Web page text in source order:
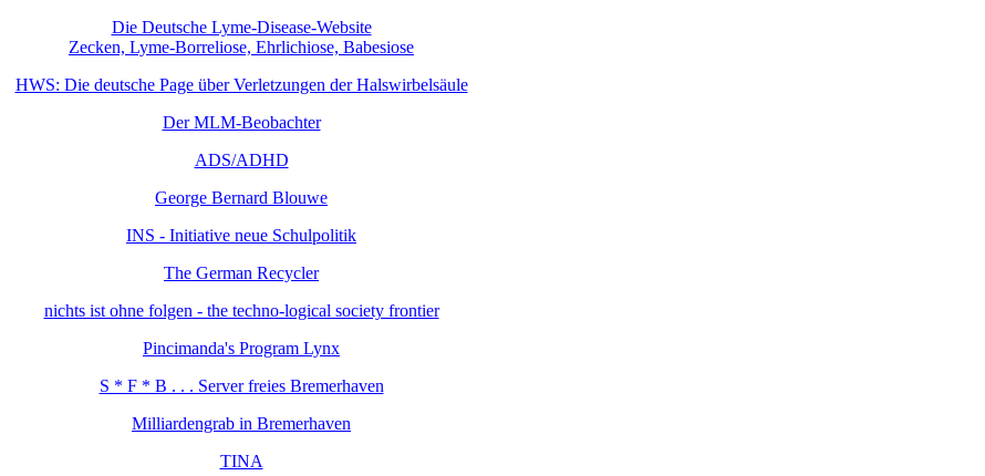
Die Deutsche Lyme-Disease-Website
Zecken, Lyme-Borreliose, Ehrlichiose, Babesiose
HWS: Die deutsche Page über Verletzungen der Halswirbelsäule
Der MLM-Beobachter
ADS/ADHD
George Bernard Blouwe
INS - Initiative neue Schulpolitik
The German Recycler
nichts ist ohne folgen - the techno-logical society frontier
Pincimanda's Program Lynx
S * F * B . . . Server freies Bremerhaven
Milliardengrab in Bremerhaven
TINA